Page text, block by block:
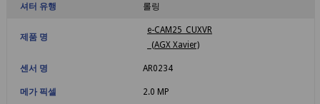
셔터 유행 롤링
제품 명
e-CAM25_CUXVR
(AGX Xavier)
센서 명 AR0234
메가 픽셀 2.0 MP